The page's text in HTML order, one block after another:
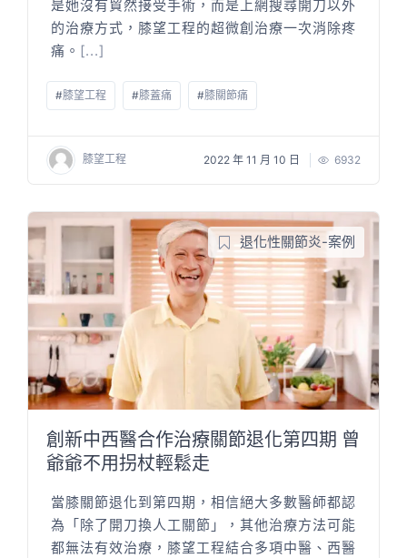
是她沒有貿然接受手術，而是上網搜尋開刀以外
的治療方式，膝望工程的超微創治療一次消除疼
痛。 [...]
#膝望工程 #膝蓋痛 #膝關節痛
膝望工程 2022 年 11 月 10 日 6932
退化性關節炎-案例
創新中西醫合作治療關節退化第四期 曾
爺爺不用拐杖輕鬆走
當膝關節退化到第四期，相信絕大多數醫師都認
為「除了開刀換人工關節」，其他治療方法可能
都無法有效治療，膝望工程結合多項中醫、西醫